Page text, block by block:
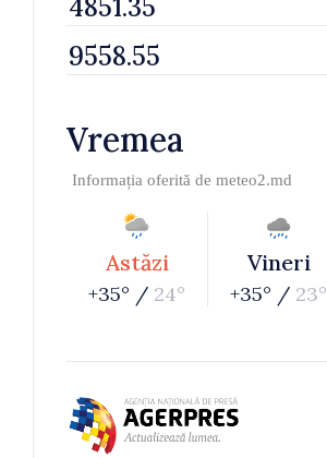
Vremea
Informația oferită de meteo2.md
Astăzi
+35° / 24°
Vineri
+35° / 23°